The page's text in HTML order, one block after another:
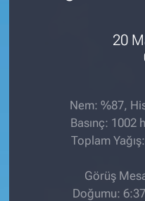
20
Nem: %87,
Basınç: 1002
Toplam
Görüş
Doğumu: